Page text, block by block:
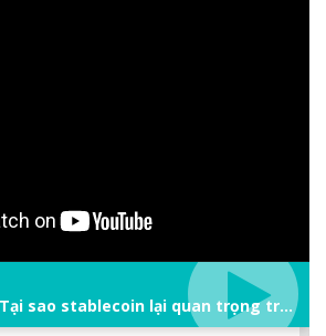
Stablecoin là gì? Tại sao stablecoin lại quan trọng trong thị trường crypto? | Phổ cập Blockchain